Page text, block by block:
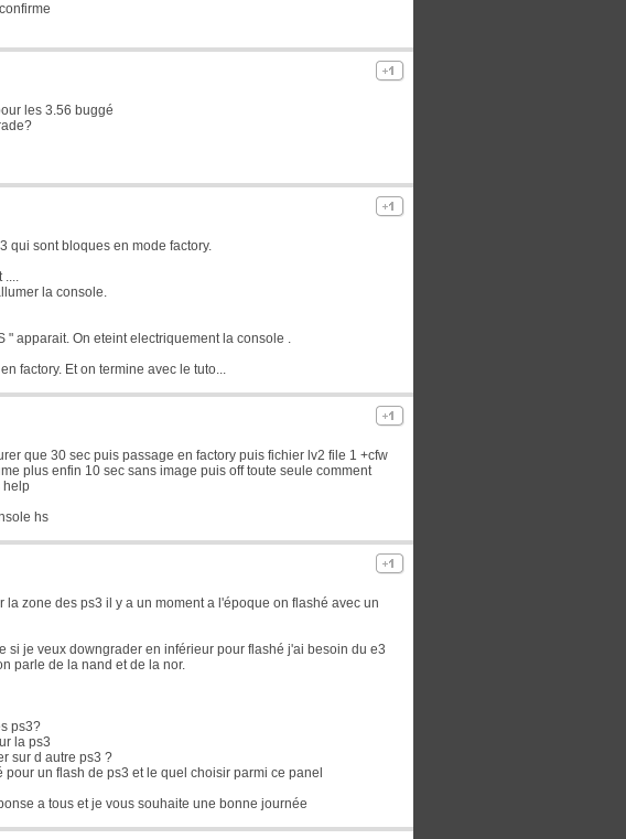
les 3.56 buggé
qui sont bloques en mode factory.
....
la console.
" apparait. On eteint electriquement la console .
factory. Et on termine avec le tuto...
que 30 sec puis passage en factory puis fichier lv2 file 1 +cfw
plus enfin 10 sec sans image puis off toute seule comment
help
hs
zone des ps3 il y a un moment a l'époque on flashé avec un
si je veux downgrader en inférieur pour flashé j'ai besoin du e3
parle de la nand et de la nor.
ps3?
la ps3
sur d autre ps3 ?
un flash de ps3 et le quel choisir parmi ce panel
a tous et je vous souhaite une bonne journée